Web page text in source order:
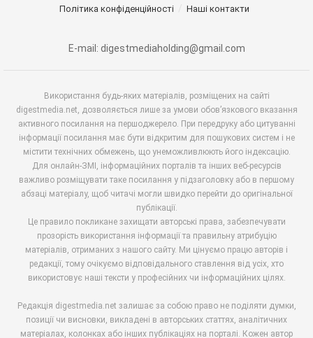
Політика конфіденційності
Наші контакти
E-mail: digestmediaholding@gmail.com
Використання будь-яких матеріалів, розміщених на сайті
digestmedia.net, дозволяється лише за умови обов’язкового вказання
активного посилання на першоджерело. При передруку або цитуванні
інформації посилання має бути відкритим для пошукових систем і не
містити технічних обмежень, що унеможливлюють його індексацію.
Для онлайн-ЗМІ, інформаційних порталів та інших веб-ресурсів
важливо розміщувати таке посилання у підзаголовку або в першому
абзаці матеріалу, щоб читачі могли швидко перейти до оригінальної
публікації.
Це правило покликане захищати авторські права, забезпечувати
прозорість використання інформації та правильну атрибуцію
матеріалів, отриманих з нашого сайту. Ми цінуємо працю авторів і
редакції, тому очікуємо відповідального ставлення від усіх, хто
використовує наші тексти у професійних чи інформаційних цілях.
Редакція digestmedia.net залишає за собою право не поділяти думки,
позиції чи висновки, викладені в авторських статтях, аналітичних
матеріалах, колонках або інших публікаціях на порталі. Кожен автор